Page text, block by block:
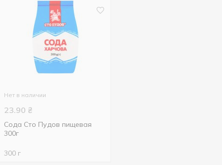
Нет в наличии
23.90 ₴
Сода Сто Пудов пищевая
300г
300 г